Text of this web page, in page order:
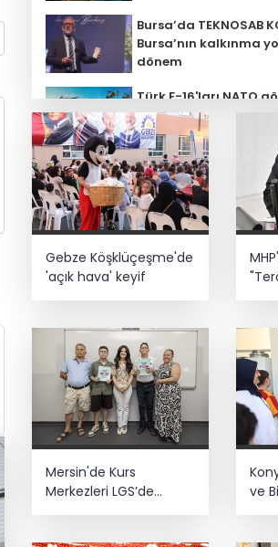
Bursa’da TEKNOSAB
Bursa’nın kalkınma
dönem
Türk F-16'ları NATO
Estonya'da... MSB
sistemleriyle
Teröristler teslim
ediyor... Hudutlarda
YÖK'ten uluslararası
kolaylığı... Süre 2 yıla
uzatılabilecek
uzaklaşıp hareketle
Gebze Köşklüçeşme'de
'açık hava' keyif
Mersin'de Kurs
Merkezleri LGS’de
büyük başarıya imza
ve